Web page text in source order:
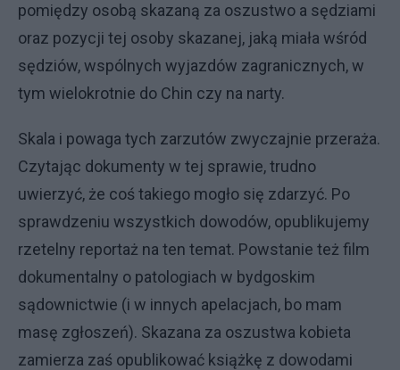
pomiędzy osobą skazaną za oszustwo a sędziami
oraz pozycji tej osoby skazanej, jaką miała wśród
sędziów, wspólnych wyjazdów zagranicznych, w
tym wielokrotnie do Chin czy na narty.
Skala i powaga tych zarzutów zwyczajnie przeraża.
Czytając dokumenty w tej sprawie, trudno
uwierzyć, że coś takiego mogło się zdarzyć. Po
sprawdzeniu wszystkich dowodów, opublikujemy
rzetelny reportaż na ten temat. Powstanie też film
dokumentalny o patologiach w bydgoskim
sądownictwie (i w innych apelacjach, bo mam
masę zgłoszeń). Skazana za oszustwa kobieta
zamierza zaś opublikować książkę z dowodami